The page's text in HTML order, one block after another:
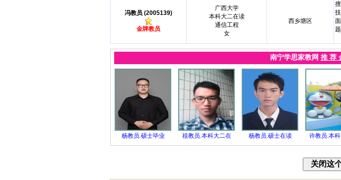
冯教员 (2005139)
金牌教员
广西大学
本科大二在读
通信工程
女
西乡塘区
南宁学思家教网 推 荐
杨教员.硕士毕业 祖教员.本科大二在 杨教员.硕士在读 许教员.本